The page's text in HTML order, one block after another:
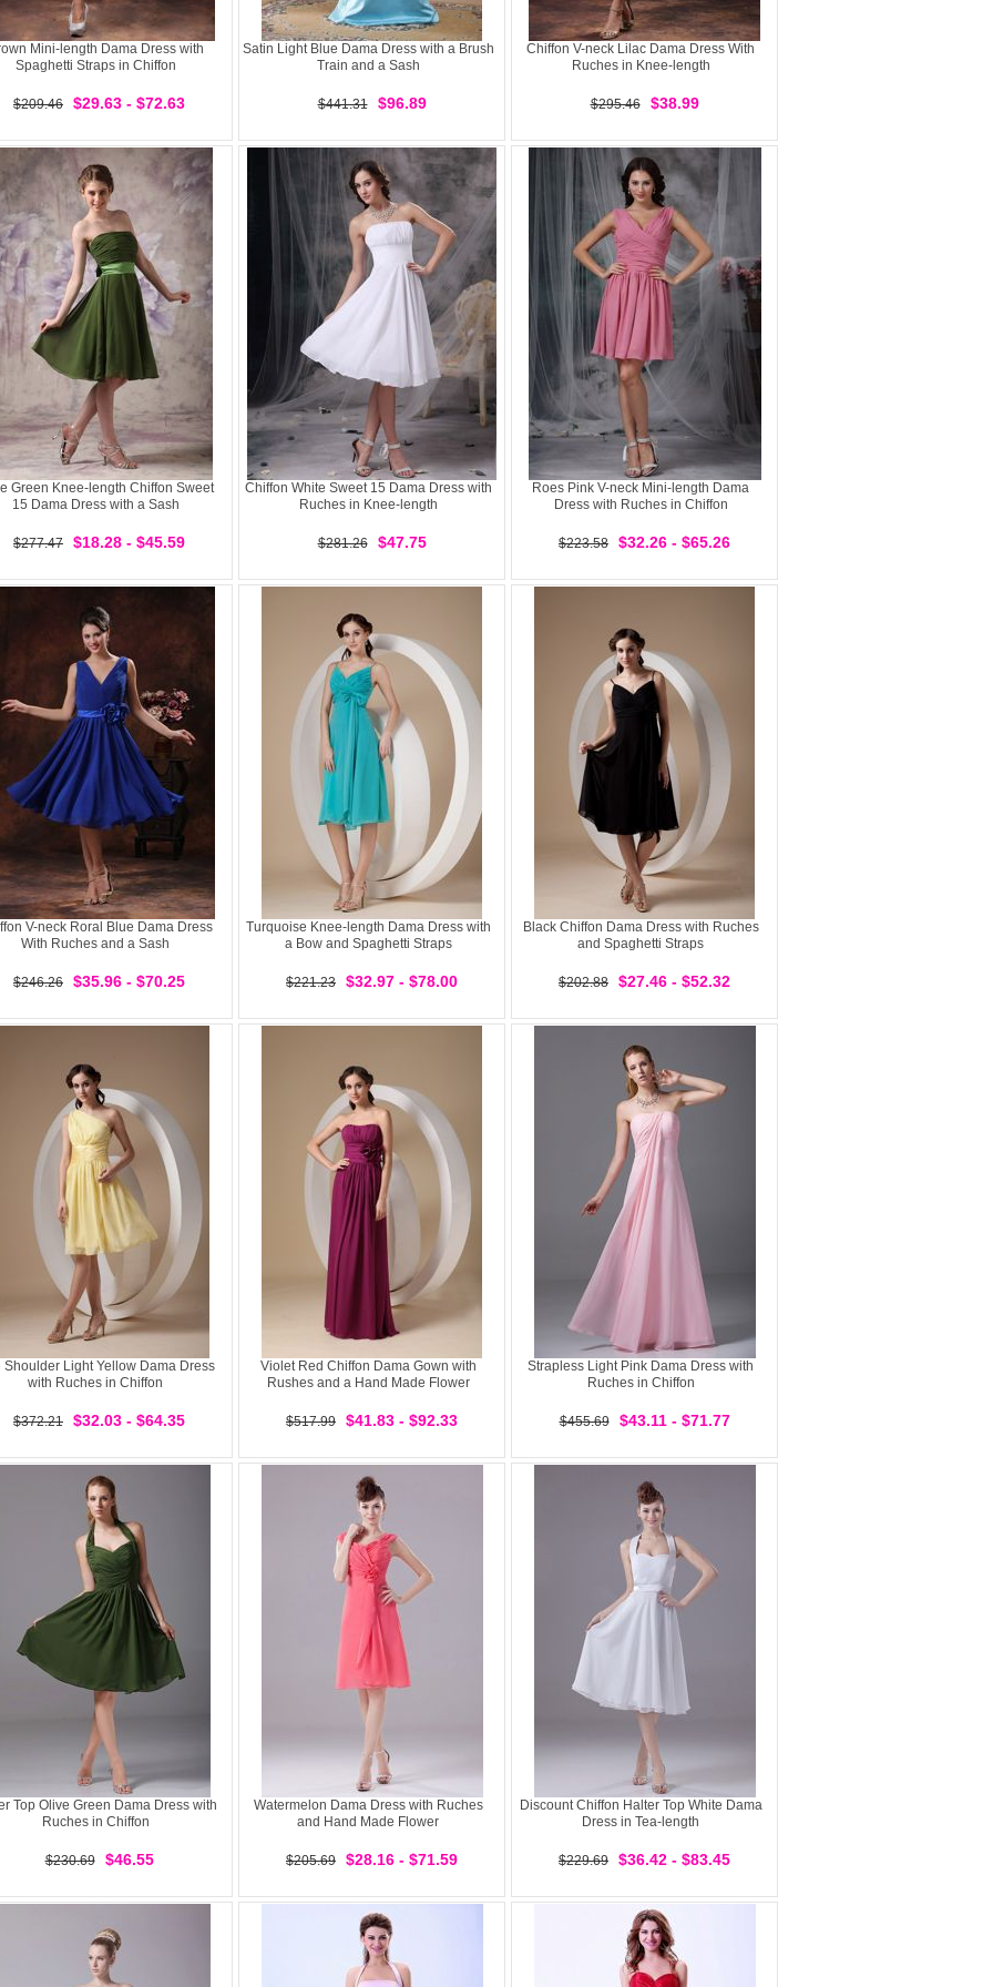
Mini-length Dama Dress with
Spaghetti Straps in Chiffon
$209.46 $29.63 - $72.63
Satin Light Blue Dama Dress with a Brush
Train and a Sash
$441.31 $96.89
Chiffon V-neck Lilac Dama Dress With
Ruches in Knee-length
$295.46 $38.99
Green Knee-length Chiffon Sweet
15 Dama Dress with a Sash
$277.47 $18.28 - $45.59
Chiffon White Sweet 15 Dama Dress with
Ruches in Knee-length
$281.26 $47.75
Roes Pink V-neck Mini-length Dama
Dress with Ruches in Chiffon
$223.58 $32.26 - $65.26
V-neck Roral Blue Dama Dress
With Ruches and a Sash
$246.26 $35.96 - $70.25
Turquoise Knee-length Dama Dress with
a Bow and Spaghetti Straps
$221.23 $32.97 - $78.00
Black Chiffon Dama Dress with Ruches
and Spaghetti Straps
$202.88 $27.46 - $52.32
Shoulder Light Yellow Dama Dress
with Ruches in Chiffon
$372.21 $32.03 - $64.35
Violet Red Chiffon Dama Gown with
Rushes and a Hand Made Flower
$517.99 $41.83 - $92.33
Strapless Light Pink Dama Dress with
Ruches in Chiffon
$455.69 $43.11 - $71.77
Top Olive Green Dama Dress with
Ruches in Chiffon
$230.69 $46.55
Watermelon Dama Dress with Ruches
and Hand Made Flower
$205.69 $28.16 - $71.59
Discount Chiffon Halter Top White Dama
Dress in Tea-length
$229.69 $36.42 - $83.45